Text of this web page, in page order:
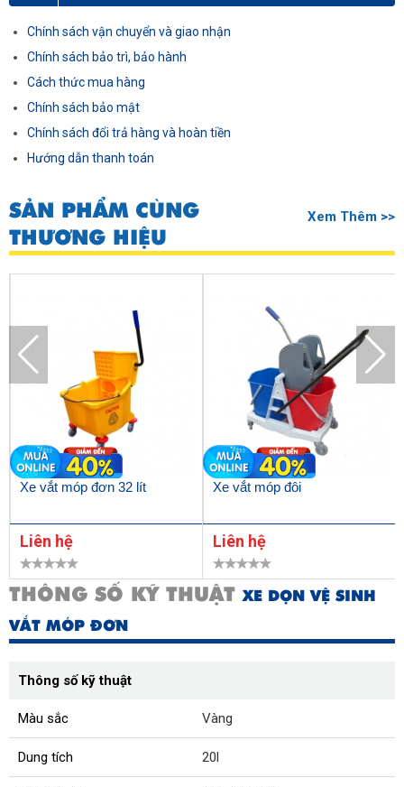
Chính sách vận chuyển và giao nhận
Chính sách bảo trì, bảo hành
Cách thức mua hàng
Chính sách bảo mật
Chính sách đổi trả hàng và hoàn tiền
Hướng dẫn thanh toán
SẢN PHẨM CÙNG
THƯƠNG HIỆU
Xem Thêm >>
Xe vắt móp đơn 32 lít
Liên hệ
Xe vắt móp đôi
Liên hệ
THÔNG SỐ KỸ THUẬTXE DỌN VỆ SINH
VẮT MÓP ĐƠN
Thông số kỹ thuật
Màu sắc Vàng
Dung tích 20l